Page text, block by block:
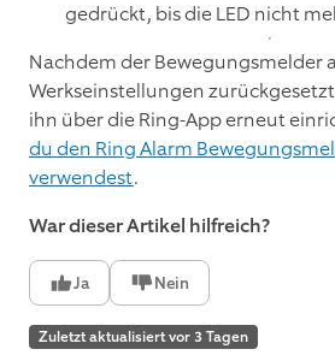
gedrückt, bis die LED nicht
Nachdem der Bewegungsmelder
Werkseinstellungen
ihn über die Ring-App erneut
du den Ring Alarm
verwendest.
War dieser Artikel hilfreich?
Ja Nein
Zuletzt aktualisiert vor 3 Tagen